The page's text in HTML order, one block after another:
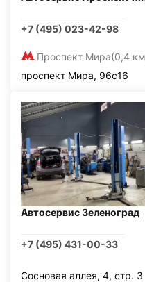
+7 (495) 023-42-98
Проспект Мира(0,4
проспект Мира, 96с16
Автосервис Зеленоград
+7 (495) 431-00-33
Сосновая аллея, 4, стр. 3